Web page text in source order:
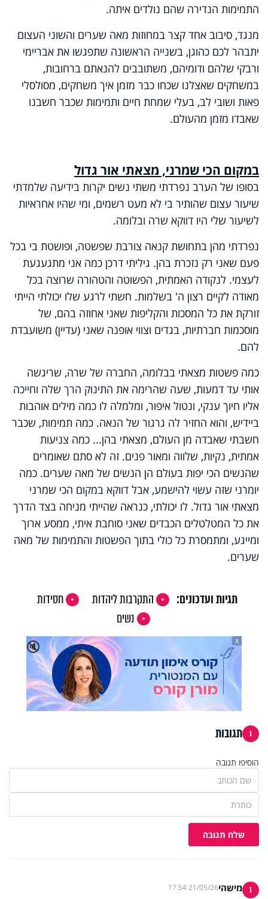
התמימות הנדירה שהם נולדים איתה.
מנגד, סיבוב אחד קצר במחוזות מאה שערים והשוני העצום
יתבהר לכם כהוגן, בשנייה הראשונה שתפגשו את אבריימי
ורבקי שלהם ודומיהם, משתובבים להנאתם ברחובות,
במשחקים שאצלנו שכחו כבר מזמן איך משחקים, מסולסלי
פאות ושובי לב, בעלי שמחת חיים ותמימות שכבר חשבנו
שאבדו מזמן מהעולם.
במקום הכי שמרני, מצאתי אור גדול
בסופו של הערב נפרדתי משתי נשים יקרות בידיעה שלמדתי
שיעור עצום שהותיר בי לא מעט רשמים, ומי שהיו אחראיות
לשיעור שלי היו דווקא שרה ובלומה.
נפרדתי מהן בתחושת קנאה צורבת שפשטה, ופושטת בי בכל
פעם שאני רק נזכרת בהן. גיליתי דרכן כמה אני מתגעגעת
לעצמי. לנקודה האמתית, הפשוטה והטהורה שרוצה בכל
מאודה לקיים רצון ה' בשלמות. חשתי לרגע שלו יכולתי הייתי
זורקת את כל המסכות והקליפות שאני אחוזה בהם, של
מוסכמות חברתיות, בגדים וצווי אופנה שאני (עדיין) משועבדת
להם.
כמה פשטות מצאתי בבלומה, החברה של שרה, שריגשה
אותי עד דמעות, שעה שהרימה את התינוק הרך שלה וחייכה
אליו חיוך ענקי, ונטול איפור, ומלמלה לו כמה מילים אוהבות
ביידיש, והוא החזיר לה גרגור של הנאה. כמה תמימות, שכבר
חשבתי שאבדה מן העולם, מצאתי בהן... כמה צניעות
אמתית, נקיות, שלווה ומאור פנים. זה לא סתם שאומרים
שהנשים הכי יפות בעולם הן הנשים של מאה שערים. כמה
יומרני שזה עשוי להישמע, אבל דווקא במקום הכי שמרני
מצאתי אור גדול. לו יכולתי, כנראה שהייתי מניחה בצד הדרך
את כל המטלטלים הכבדים שאני סוחבת איתי, ממסע ארוך
ומייגע, ומתמסרת כל כולי בתוך הפשטות והתמימות של מאה
שערים.
תגיות ועדכונים: התקרבות ליהדות
חסידות
נשים
🔇
X
1 תגובות
הוסיפו תגובה
שלח תגובה
1 מישהי21/05/26 17:54